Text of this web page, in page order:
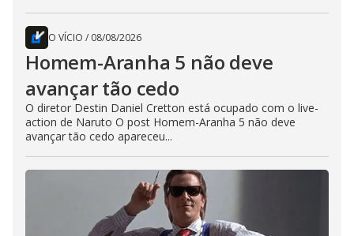
O VÍCIO / 08/08/2026
Homem-Aranha 5 não deve
avançar tão cedo
O diretor Destin Daniel Cretton está ocupado com o live-
action de Naruto O post Homem-Aranha 5 não deve
avançar tão cedo apareceu...